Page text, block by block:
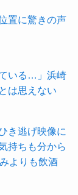
置に驚きの声
いる…」浜崎
は思えない
き逃げ映像に
持ちも分から
よりも飲酒